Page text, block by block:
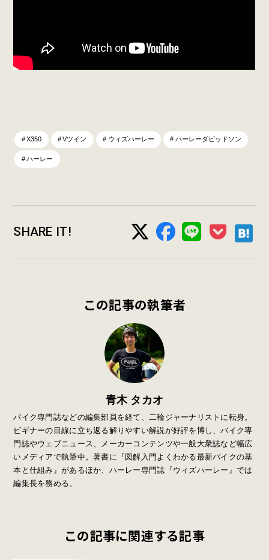
X350 Vツイン ウィズハーレー ハーレーダビッドソン
ハーレー
SHARE IT!
この記事の執筆者
青木 タカオ
バイク専門誌などの編集部員を経て、二輪ジャーナリストに転身。
ビギナーの目線に立ち返る解りやすい解説が好評を博し、バイク専
門誌やウェブニュース、メーカーコンテンツや一般大衆誌など幅広
いメディアで執筆中。著書に『図解入門よくわかる最新バイクの基
本と仕組み』があるほか、ハーレー専門誌『ウィズハーレー』では
編集長を務める。
この記事に関連する記事